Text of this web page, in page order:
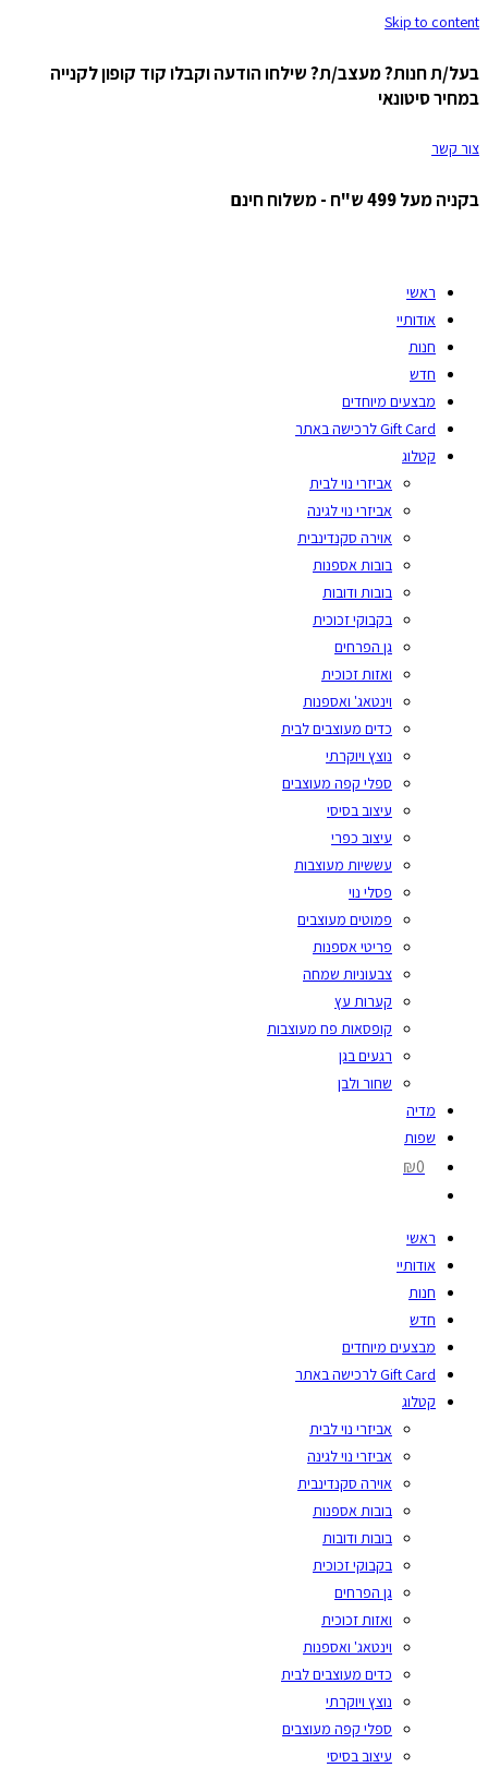
Skip to content
בעל/ת חנות? מעצב/ת? שילחו הודעה וקבלו קוד קופון לקנייה
במחיר סיטונאי
צור קשר
בקניה מעל 499 ש"ח - משלוח חינם
ראשי
אודותיי
חנות
חדש
מבצעים מיוחדים
Gift Card לרכישה באתר
קטלוג
אביזרי נוי לבית
אביזרי נוי לגינה
אוירה סקנדינבית
בובות אספנות
בובות ודובות
בקבוקי זכוכית
גן הפרחים
ואזות זכוכית
וינטאג' ואספנות
כדים מעוצבים לבית
נוצץ ויוקרתי
ספלי קפה מעוצבים
עיצוב בסיסי
עיצוב כפרי
עששיות מעוצבות
פסלי נוי
פמוטים מעוצבים
פריטי אספנות
צבעוניות שמחה
קערות עץ
קופסאות פח מעוצבות
רגעים בגן
שחור ולבן
מדיה
שפות
₪0
ראשי
אודותיי
חנות
חדש
מבצעים מיוחדים
Gift Card לרכישה באתר
קטלוג
אביזרי נוי לבית
אביזרי נוי לגינה
אוירה סקנדינבית
בובות אספנות
בובות ודובות
בקבוקי זכוכית
גן הפרחים
ואזות זכוכית
וינטאג' ואספנות
כדים מעוצבים לבית
נוצץ ויוקרתי
ספלי קפה מעוצבים
עיצוב בסיסי